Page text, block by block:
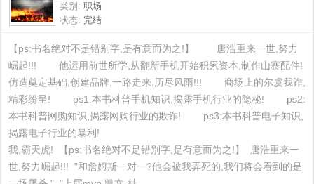
类别: 职场
状态: 完结
【ps:书名绝对不是错别字,是有意而为之!】        唐浩重来一世,努力
崛起!!!        他运用前世所学,从翻新手机开始积累资本,制作山寨配件!
仿造奠定基础,创建品牌,一路走来,历尽风雨!!!        商场上的尔虞我诈,
精彩纷呈!        ps1:本书科普手机知识,揭露手机行业的隐秘!        ps2:
本书科普网购知识,揭露网购行业的欺诈!        ps3:本书科普电子知识,
揭露电子行业的暴利!
我,霸天虎!  【ps:书名绝对不是错别字,是有意而为之!】  唐浩重来一
世,努力崛起!!!  "和詹姆斯一对一?他会被我弄死的,我们将会看到的是